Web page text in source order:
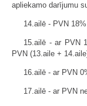
apliekamo darījumu
14.ailē - PVN
15.ailē - ar PVN
PVN (13.aile +
16.ailē - ar PVN
17.ailē - ar PVN